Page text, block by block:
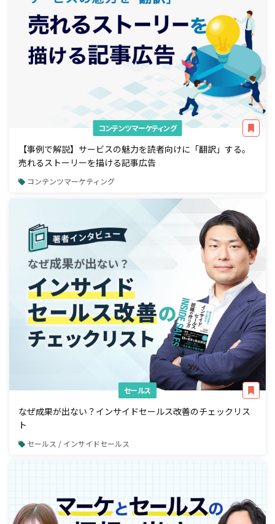
コンテンツマーケティング
【事例で解説】サービスの魅力を読者向けに「翻訳」する。
売れるストーリーを描ける記事広告
コンテンツマーケティング
セールス
なぜ成果が出ない？インサイドセールス改善のチェックリス
ト
セールス / インサイドセールス